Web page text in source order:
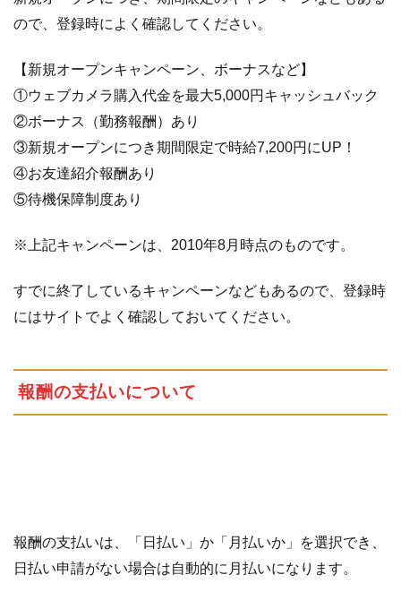
ので、登録時によく確認してください。
【新規オープンキャンペーン、ボーナスなど】
①ウェブカメラ購入代金を最大5,000円キャッシュバック
②ボーナス（勤務報酬）あり
③新規オープンにつき期間限定で時給7,200円にUP！
④お友達紹介報酬あり
⑤待機保障制度あり
※上記キャンペーンは、2010年8月時点のものです。
すでに終了しているキャンペーンなどもあるので、登録時
にはサイトでよく確認しておいてください。
報酬の支払いについて
報酬の支払いは、「日払い」か「月払いか」を選択でき、
日払い申請がない場合は自動的に月払いになります。